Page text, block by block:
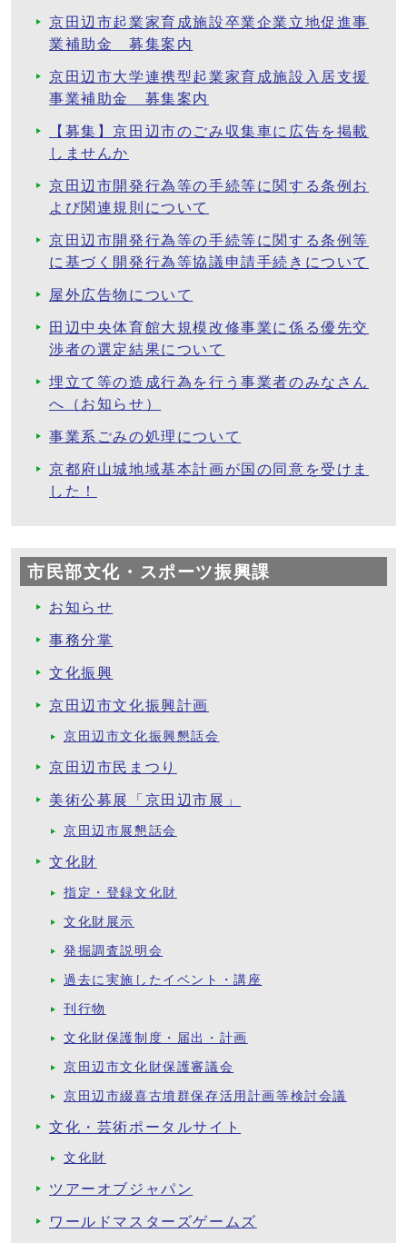
京田辺市起業家育成施設卒業企業立地促進事
業補助金 募集案内
京田辺市大学連携型起業家育成施設入居支援
事業補助金 募集案内
【募集】京田辺市のごみ収集車に広告を掲載
しませんか
京田辺市開発行為等の手続等に関する条例お
よび関連規則について
京田辺市開発行為等の手続等に関する条例等
に基づく開発行為等協議申請手続きについて
屋外広告物について
田辺中央体育館大規模改修事業に係る優先交
渉者の選定結果について
埋立て等の造成行為を行う事業者のみなさん
へ（お知らせ）
事業系ごみの処理について
京都府山城地域基本計画が国の同意を受けま
した！
市民部文化・スポーツ振興課
お知らせ
事務分掌
文化振興
京田辺市文化振興計画
京田辺市文化振興懇話会
京田辺市民まつり
美術公募展「京田辺市展」
京田辺市展懇話会
文化財
指定・登録文化財
文化財展示
発掘調査説明会
過去に実施したイベント・講座
刊行物
文化財保護制度・届出・計画
京田辺市文化財保護審議会
京田辺市綴喜古墳群保存活用計画等検討会議
文化・芸術ポータルサイト
文化財
ツアーオブジャパン
ワールドマスターズゲームズ